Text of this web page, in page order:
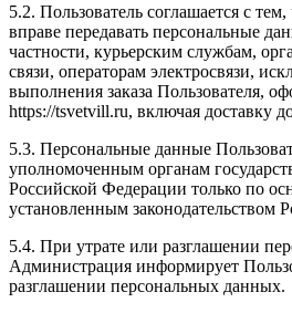
5.2. Пользователь соглашается с
вправе передавать персональные
частности, курьерским службам,
связи, операторам электросвязи,
выполнения заказа Пользователя,
https://tsvetvill.ru, включая доставку
5.3. Персональные данные
уполномоченным органам
Российской Федерации только по
установленным законодательством
5.4. При утрате или разглашении
Администрация информирует
разглашении персональных данных.